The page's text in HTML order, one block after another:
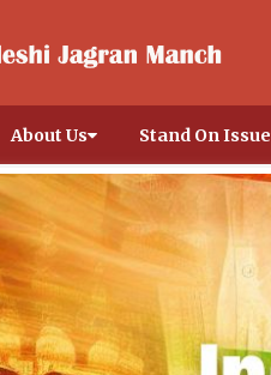
About Us Stand On Issue